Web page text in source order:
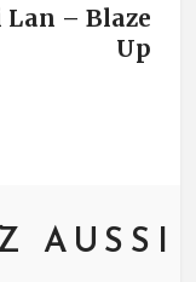
Lan – Blaze
Up
AUSSI